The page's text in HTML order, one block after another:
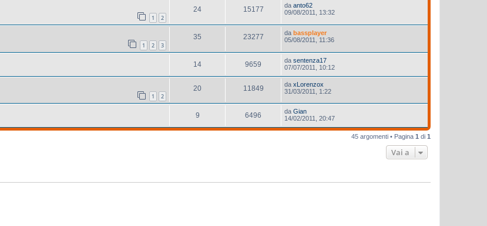
1 2
24 15177 da anto62
09/08/2011, 13:32
1 2 3
35 23277 da bassplayer
05/08/2011, 11:36
14 9659 da sentenza17
07/07/2011, 10:12
1 2
20 11849 da xLorenzox
31/03/2011, 1:22
9 6496 da Gian
14/02/2011, 20:47
45 argomenti • Pagina 1 di 1
Vai a